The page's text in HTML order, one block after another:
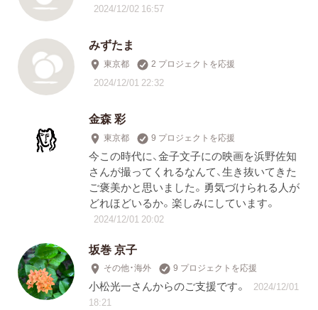
2024/12/02 16:57
みずたま
東京都 2 プロジェクトを応援
2024/12/01 22:32
金森 彩
東京都 9 プロジェクトを応援
今この時代に、金子文子にの映画を浜野佐知
さんが撮ってくれるなんて、生き抜いてきた
ご褒美かと思いました。勇気づけられる人が
どれほどいるか。楽しみにしています。
2024/12/01 20:02
坂巻 京子
その他・海外 9 プロジェクトを応援
小松光一さんからのご支援です。
2024/12/01
18:21